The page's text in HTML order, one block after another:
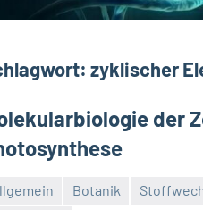
zyklischer
der
Botanik